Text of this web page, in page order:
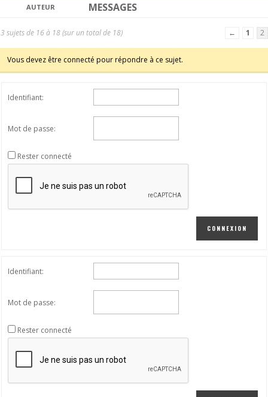
AUTEUR MESSAGES
3 sujets de 16 à 18 (sur un total de 18) ← 1 2
Vous devez être connecté pour répondre à ce sujet.
Identifiant:
Mot de passe:
Rester connecté
CONNEXION
Identifiant:
Mot de passe:
Rester connecté